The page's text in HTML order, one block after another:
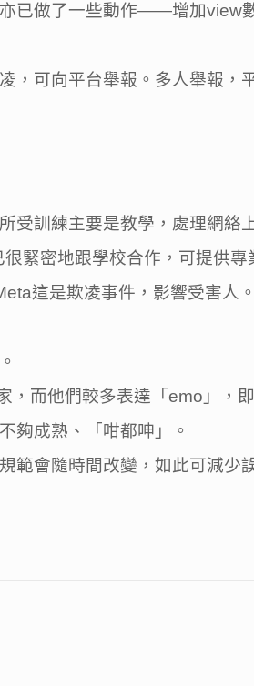
亦已做了一些動作——增加view
，可向平台舉報。多人舉報，
受訓練主要是教學，處理網絡
緊密地跟學校合作，可提供專
這是欺凌事件，影響受害人
而他們較多表達「emo」，
夠成熟、「咁都呻」。
範會隨時間改變，如此可減少